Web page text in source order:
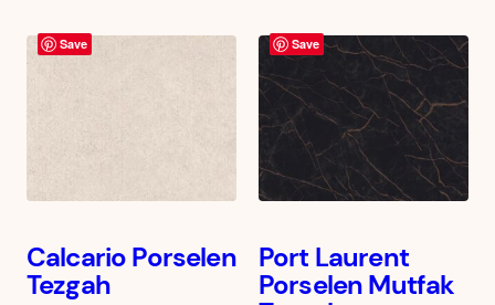
Save
Calcario Porselen
Tezgah
Save
Port Laurent
Porselen Mutfak